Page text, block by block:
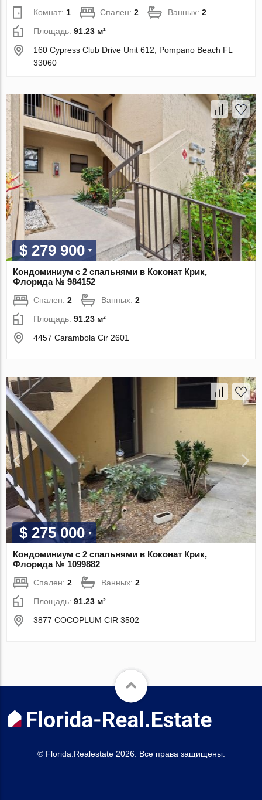
Комнат: 1 Спален:2 Ванных:2
Площадь:91.23 м²
160 Cypress Club Drive Unit 612, Pompano Beach FL
33060
$ 279 900
Кондоминиум с 2 спальнями в Коконат Крик,
Флорида № 984152
Спален:2 Ванных:2
Площадь:91.23 м²
4457 Carambola Cir 2601
$ 275 000
Кондоминиум с 2 спальнями в Коконат Крик,
Флорида № 1099882
Спален:2 Ванных:2
Площадь:91.23 м²
3877 COCOPLUM CIR 3502
© Florida.Realestate 2026. Все права защищены.